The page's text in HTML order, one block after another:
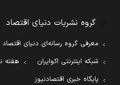
گروه نشریات دنیای اقتصاد
معرفی گروه رسانه‌ای دنیای اقتصاد
شبکه اینترنتی اکوایران
هفته
پایگاه خبری اقتصادنیوز